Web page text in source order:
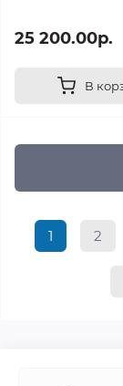
25 200.00р.
В
1 2